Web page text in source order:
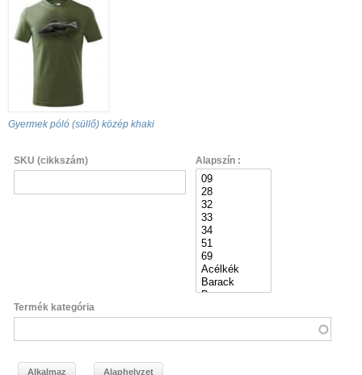
Gyermek póló (süllő) közép khaki
SKU (cikkszám) Alapszín :
Termék kategória